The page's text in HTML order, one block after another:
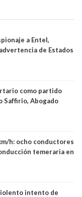
a Entel,
de Estados
como partido
Saffirio, Abogado
h: ocho conductores
temeraria en
intento de